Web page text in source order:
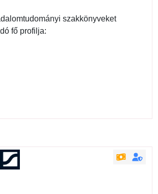
szakkönyveket
fő profilja: